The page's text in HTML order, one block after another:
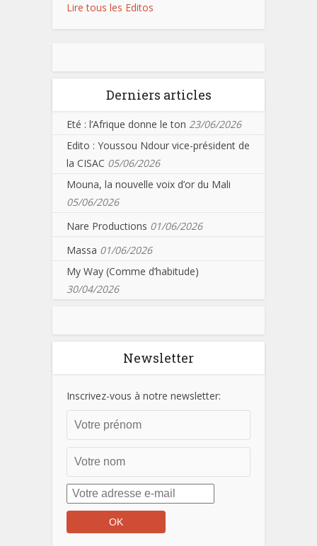
Lire tous les Editos
Derniers articles
Eté : l’Afrique donne le ton 23/06/2026
Edito : Youssou Ndour vice-président de
la CISAC 05/06/2026
Mouna, la nouvelle voix d’or du Mali
05/06/2026
Nare Productions 01/06/2026
Massa 01/06/2026
My Way (Comme d’habitude)
30/04/2026
Newsletter
Inscrivez-vous à notre newsletter: